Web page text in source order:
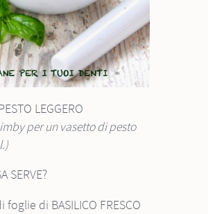
LEGGERO
per un vasetto di pesto
SERVE?
foglie di BASILICO FRESCO